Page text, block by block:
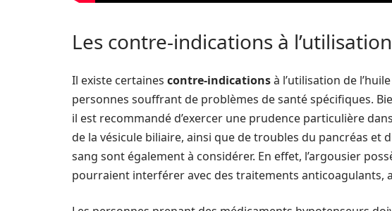
Les contre-indications à
Il existe certaines contre-indicationsà l’utilisation de
personnes souffrant de problèmes de santé spécifiques.
il est recommandé d’exercer une prudence particulière
de la vésicule biliaire, ainsi que de troubles du pancréas et
sang sont également à considérer. En effet, l’argousier
pourraient interférer avec des traitements anticoagulants,